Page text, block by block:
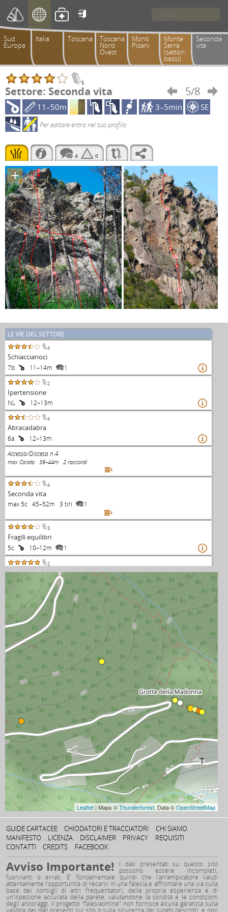

Sud
Europa
Italia Toscana Toscana
Nord
Ovest
Monti
Pisani
Monte
Serra
(settori
bassi)
Seconda
vita
5
Settore: Seconda vita  5/8

11–50m
3–5min SE
Per editare entra nel tuo profilo
4 0
+
5c
5b
5b
7b
6a
NL
5c
5b
3b+
5c
Leaflet | Maps ©Thunderforest, Data ©OpenStreetMap
LE VIE DEL SETTORE
4
Schiaccianoci
7b 11–14m 1 
2
Ipertensione
NL 12–13m 
4
Abracadabra
6a 12–13m 
Accesso/Discesa n.4
max Calata 36–44m 2 raccordi

4
Seconda vita
max 5c 45–52m 3 tiri 1

3
Fragili equilibri
5c 10–12m 1 
2
Un fiore per Mariupol
max 5c 47–53m 3 tiri

FINE ELENCO
GUIDE CARTACEE CHIODATORI E TRACCIATORI
CHI SIAMO
MANIFESTO
LICENZA DISCLAIMER PRIVACY
REQUISITI
CONTATTI
CREDITS FACEBOOK
Avviso Importante! I dati presentati su questo sito
possono essere incompleti,
fuorvianti o errati. E’ fondamentale quindi che l’arrampicatore valuti
attentamente l’opportunità di recarsi in una falesia e affrontare una via sulla
base dei consigli di altri frequentatori, della propria esperienza e di
un'ispezione accurata della parete, valutandone la solidità e le condizioni
degli ancoraggi. Il progetto "falesiaonline" non fornisce alcuna garanzia sulla
validità dei dati presenti sul sito o sulla sicurezza dei luoghi descritti, e non